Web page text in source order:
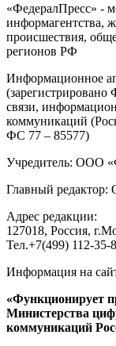
«ФедералПресс» -
информагентства,
происшествия,
регионов РФ
Информационное
(зарегистрировано
связи,
коммуникаций
ФС 77 – 85577)
Учредитель: ООО
Главный редактор:
Адрес редакции:
127018, Россия,
Тел.+7(499) 112-35-
Информация на
«Функционирует
Министерства
коммуникаций